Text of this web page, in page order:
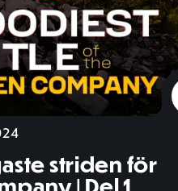
striden för